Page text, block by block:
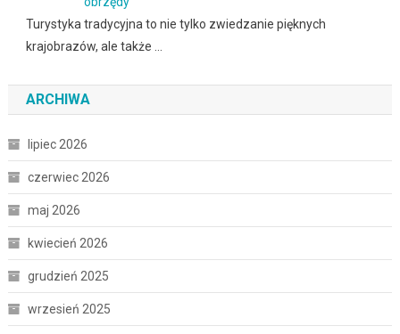
Turystyka tradycyjna to nie tylko zwiedzanie pięknych
krajobrazów, ale także …
ARCHIWA
lipiec 2026
czerwiec 2026
maj 2026
kwiecień 2026
grudzień 2025
wrzesień 2025